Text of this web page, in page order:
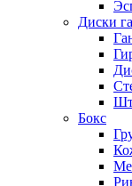
Диски
Бокс